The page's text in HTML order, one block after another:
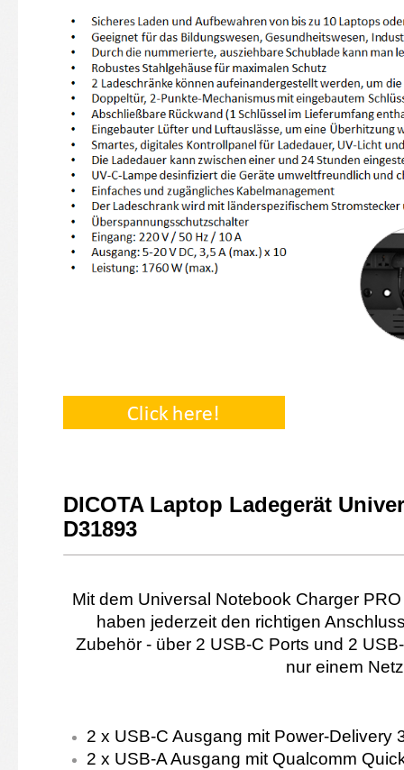
DICOTA Laptop Ladegerät
D31893
Mit dem Universal Notebook Charger
haben jederzeit den richtigen
Zubehör - über 2 USB-C Ports und 2
nur einem
2 x USB-C Ausgang mit Power-Delivery
2 x USB-A Ausgang mit Qualcomm